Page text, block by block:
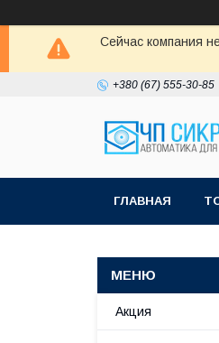
Сейчас компания
+380 (67) 555-30-85
ГЛАВНАЯ
Акция